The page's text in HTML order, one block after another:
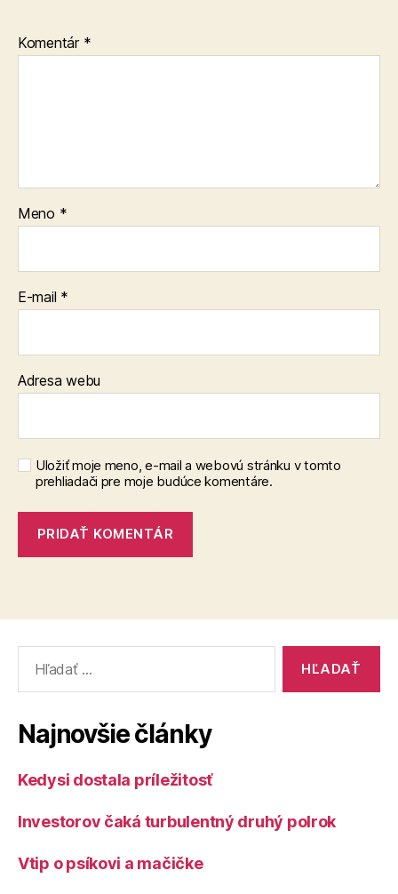
Komentár *
Meno *
E-mail *
Adresa webu
Uložiť moje meno, e-mail a webovú stránku v tomto
prehliadači pre moje budúce komentáre.
Najnovšie články
Kedysi dostala príležitosť
Investorov čaká turbulentný druhý polrok
Vtip o psíkovi a mačičke